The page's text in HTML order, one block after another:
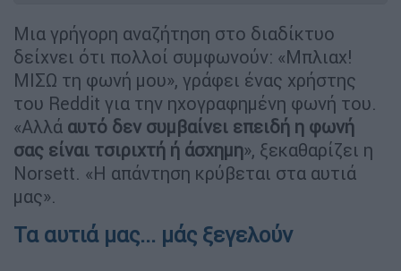
Μια γρήγορη αναζήτηση στο διαδίκτυο
δείχνει ότι πολλοί συμφωνούν: «Μπλιαχ!
ΜΙΣΩ τη φωνή μου», γράφει ένας χρήστης
του Reddit για την ηχογραφημένη φωνή του.
«Αλλά αυτό δεν συμβαίνει επειδή η φωνή
σας είναι τσιριχτή ή άσχημη», ξεκαθαρίζει η
Norsett. «Η απάντηση κρύβεται στα αυτιά
μας».
Τα αυτιά μας... μάς ξεγελούν